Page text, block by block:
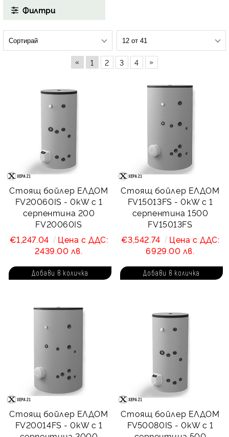
Филтри
« 1 2 3 4 »
Стоящ бойлер ЕЛДОМ
FV20060IS - 0kW с 1
серпентина 200
FV20060IS
€1,247.04
Цена с ДДС:
2439.00 лв.
Стоящ бойлер ЕЛДОМ
FV15013FS - 0kW с 1
серпентина 1500
FV15013FS
€3,542.74
Цена с ДДС:
6929.00 лв.
Стоящ бойлер ЕЛДОМ
FV20014FS - 0kW с 1
Стоящ бойлер ЕЛДОМ
FV50080IS - 0kW с 1